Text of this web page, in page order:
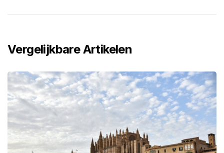
Vergelijkbare Artikelen